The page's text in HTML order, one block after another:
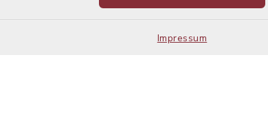
Impressum
14:00-